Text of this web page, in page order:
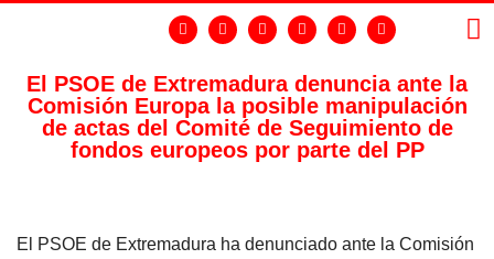
El PSOE de Extremadura denuncia ante la
Comisión Europa la posible manipulación
de actas del Comité de Seguimiento de
fondos europeos por parte del PP
El PSOE de Extremadura ha denunciado ante la Comisión